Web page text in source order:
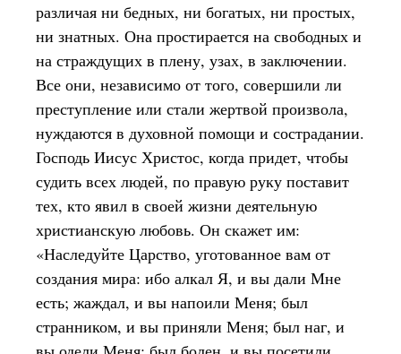
различая ни бедных, ни богатых, ни простых,
ни знатных. Она простирается на свободных и
на страждущих в плену, узах, в заключении.
Все они, независимо от того, совершили ли
преступление или стали жертвой произвола,
нуждаются в духовной помощи и сострадании.
Господь Иисус Христос, когда придет, чтобы
судить всех людей, по правую руку поставит
тех, кто явил в своей жизни деятельную
христианскую любовь. Он скажет им:
«Наследуйте Царство, уготованное вам от
создания мира: ибо алкал Я, и вы дали Мне
есть; жаждал, и вы напоили Меня; был
странником, и вы приняли Меня; был наг, и